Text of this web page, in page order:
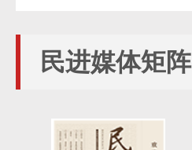
民进媒体矩阵